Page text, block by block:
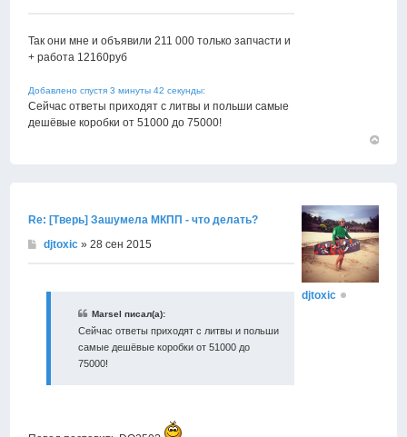
Так они мне и объявили 211 000 только запчасти и
+ работа 12160руб
Добавлено спустя 3 минуты 42 секунды:
Сейчас ответы приходят с литвы и польши самые
дешёвые коробки от 51000 до 75000!
Re: [Тверь] Зашумела МКПП - что делать?
djtoxic » 28 сен 2015
Marsel писал(а):
Сейчас ответы приходят с литвы и польши
самые дешёвые коробки от 51000 до
75000!
djtoxic